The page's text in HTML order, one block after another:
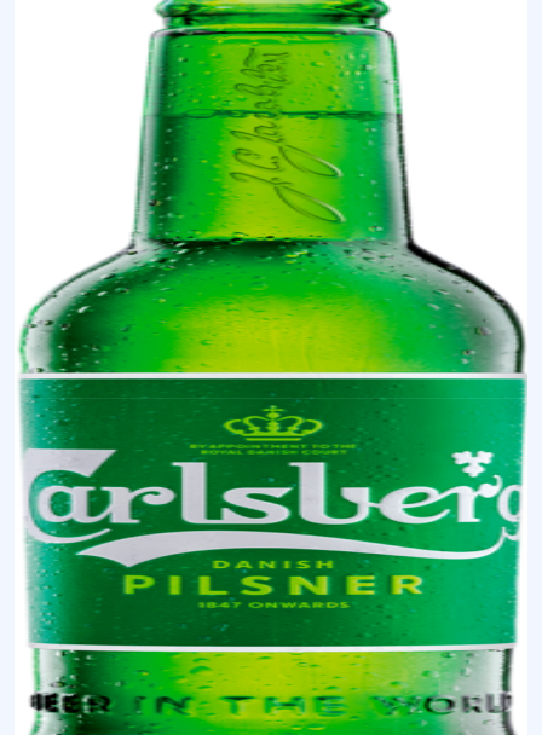
Bomonti Bira Fabrikası
Bulunduğu semte adını veren, Türkiye'de modern bira üretim tekniği ile
Tahılların mayalanmasıyla elde edilen, tarih boyunca farklı kültürlerin
Tuborg Birası
Bira markası.
Gara Guzu
Türkiye'de üretilen bira markası.